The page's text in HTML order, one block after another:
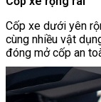
Cốp xe dưới yên
cùng nhiều vật
đóng mở cốp an